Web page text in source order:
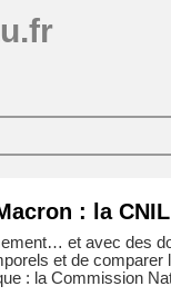
: la CNIL
et avec des
et de comparer
: la Commission